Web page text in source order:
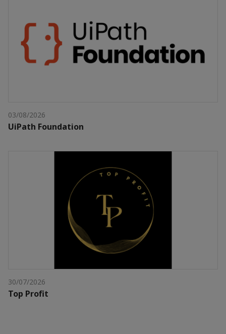
03/08/2026
UiPath Foundation
30/07/2026
Top Profit